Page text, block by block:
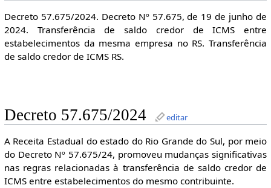
Decreto 57.675/2024. Decreto Nº 57.675, de 19 de junho de
2024. Transferência de saldo credor de ICMS entre
estabelecimentos da mesma empresa no RS. Transferência
de saldo credor de ICMS RS.
Decreto 57.675/2024 editar
A Receita Estadual do estado do Rio Grande do Sul, por meio
do Decreto Nº 57.675/24, promoveu mudanças significativas
nas regras relacionadas à transferência de saldo credor de
ICMS entre estabelecimentos do mesmo contribuinte.